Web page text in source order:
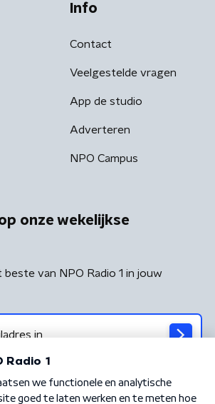
Info
Contact
Veelgestelde vragen
App de studio
Adverteren
NPO Campus
onze wekelijkse
beste van NPO Radio 1 in jouw